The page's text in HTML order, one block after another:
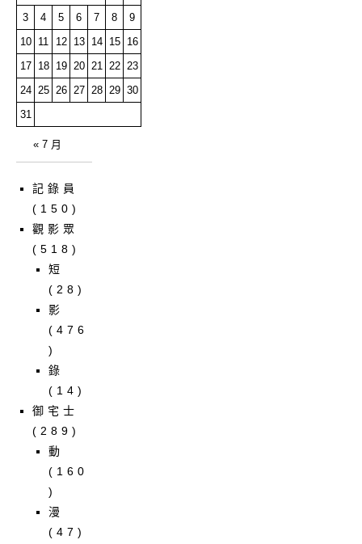
3 4 5 6 7 8
9
10
11 12 13 14 15
16
17
18 19 20 21 22
23
24
25 26 27 28 29 30
31
« 7 月
記錄員
(150)
觀影眾
(518)
短
(28)
影
(476
)
錄
(14)
御宅士
(289)
動
(160
)
漫
(47)